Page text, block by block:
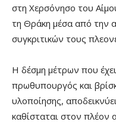
στη Χερσόνησο του
τη Θράκη μέσα από την
συγκριτικών τους
Η δέσμη μέτρων που έχει
πρωθυπουργός και
υλοποίησης,
καθίσταται στον πλέον